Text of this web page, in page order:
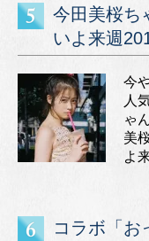
今田美桜ち
いよ来週
今
人
ゃ
美
よ
コラボ「お